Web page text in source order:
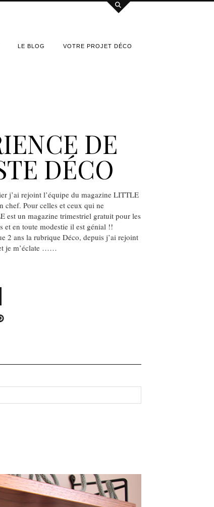
LE BLOG VOTRE PROJET DÉCO
DE
DÉCO
j’ai rejoint l’équipe du magazine LITTLE
chef. Pour celles et ceux qui ne
est un magazine trimestriel gratuit pour les
et en toute modestie il est génial !!
2 ans la rubrique Déco, depuis j’ai rejoint
je m’éclate ……